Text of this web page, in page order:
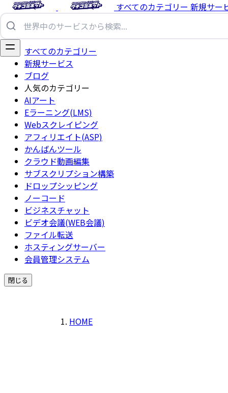
すべてのカテゴリー 新規サー
すべてのカテゴリー
新規サービス
ブログ
人気のカテゴリー
AIアート
Eラーニング(LMS)
Webスクレイピング
アフィリエイト(ASP)
かんばんツール
クラウド動画編集
サブスクリプション構築
ドロップシッピング
ノーコード
ビジネスチャット
ビデオ会議(WEB会議)
ファイル転送
ホスティングサーバー
会員管理システム
閉じる
HOME